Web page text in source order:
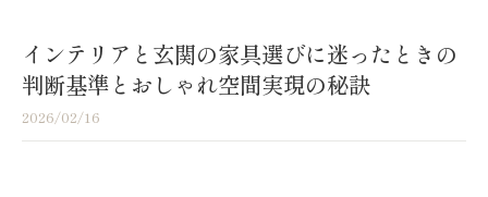
インテリアと玄関の家具選びに迷ったときの
判断基準とおしゃれ空間実現の秘訣
2026/02/16